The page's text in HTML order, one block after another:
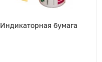
Индикаторная бумага